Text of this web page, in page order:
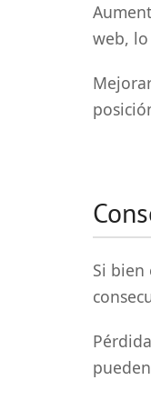
web,
Si bien